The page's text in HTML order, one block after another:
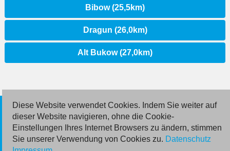
Bibow (25,5km)
Dragun (26,0km)
Alt Bukow (27,0km)
© 2026 Deutsche Jobmarkt GmbH
Inserieren
Diese Website verwendet Cookies. Indem Sie weiter auf
dieser Website navigieren, ohne die Cookie-
Einstellungen Ihres Internet Browsers zu ändern, stimmen
Sie unserer Verwendung von Cookies zu. Datenschutz